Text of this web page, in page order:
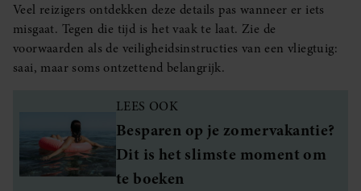
Veel reizigers ontdekken deze details pas wanneer er iets
misgaat. Tegen die tijd is het vaak te laat. Zie de
voorwaarden als de veiligheidsinstructies van een vliegtuig:
saai, maar soms ontzettend belangrijk.
LEES OOK
Besparen op je zomervakantie?
Dit is het slimste moment om
te boeken